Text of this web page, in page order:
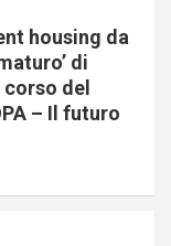
housing da
di
corso del
– Il futuro